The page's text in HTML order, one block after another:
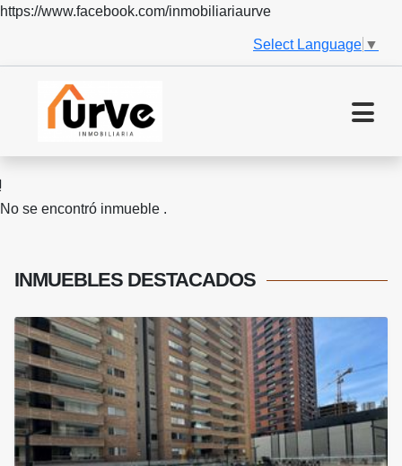
https://www.facebook.com/inmobiliariaurve
Select Language ▼
No se encontró inmueble .
INMUEBLES DESTACADOS